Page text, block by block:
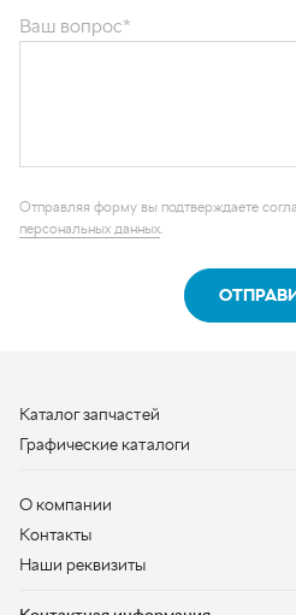
персональных данных
Каталог запчастей
Контактная информация
+7 (950) 730-92-10
uralavtozap@yandex.ru
г. Миасс, Тургоякское шоссе, д. 11/63
Полная контактная информация